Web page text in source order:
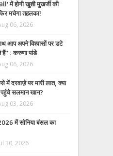
में होगी खुशी मुखर्जी की
मचेगा तहलका!
06, 2026
आप अपने विश्वासों पर डटे
हैं” : करुणा पांडे
06, 2026
में दरवाज़े पर मारी लात, क्या
सलमान खान?
03, 2026
में सोनिया बंसल का
30, 2026